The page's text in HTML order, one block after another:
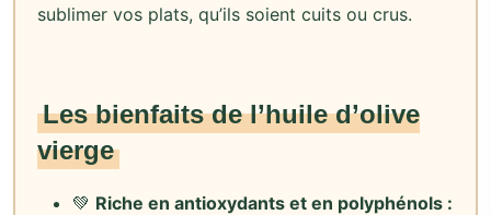
sublimer vos plats, qu’ils soient cuits ou crus.
Les bienfaits de l’huile d’olive
vierge
💚 Riche en antioxydants et en polyphénols :